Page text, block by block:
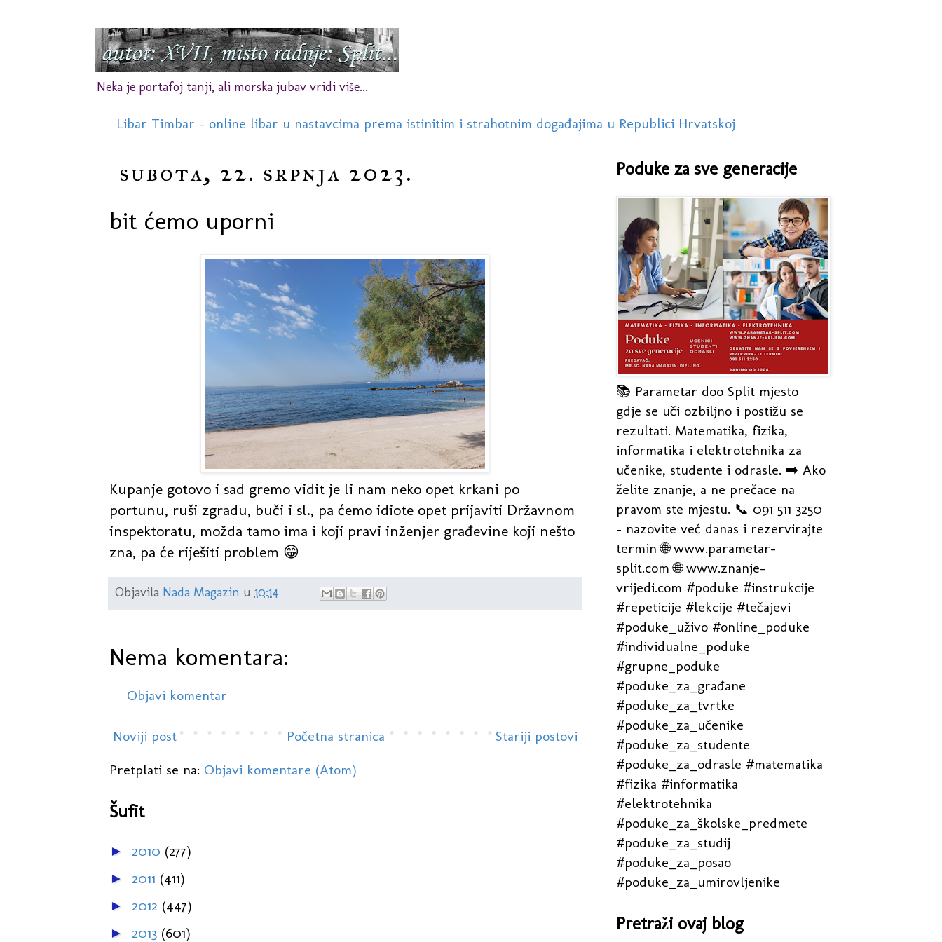
Neka je portafoj tanji, ali morska jubav vridi više...
Libar Timbar - online libar u nastavcima prema istinitim i strahotnim događajima u Republici Hrvatskoj
subota, 22. srpnja 2023.
bit ćemo uporni
Kupanje gotovo i sad gremo vidit je li nam neko opet krkani po
portunu, ruši zgradu, buči i sl., pa ćemo idiote opet prijaviti Državnom
inspektoratu, možda tamo ima i koji pravi inženjer građevine koji nešto
zna, pa će riješiti problem 😁
Objavila Nada Magazin u 10:14
Nema komentara:
Objavi komentar
Noviji post Stariji postovi
Početna stranica
Pretplati se na: Objavi komentare (Atom)
Šufit
► 2010 (277)
► 2011 (411)
► 2012 (447)
► 2013 (601)
Poduke za sve generacije
📚 Parametar doo Split mjesto
gdje se uči ozbiljno i postižu se
rezultati. Matematika, fizika,
informatika i elektrotehnika za
učenike, studente i odrasle. ➡️ Ako
želite znanje, a ne prečace na
pravom ste mjestu. 📞 091 511 3250
- nazovite već danas i rezervirajte
termin 🌐 www.parametar-
split.com 🌐 www.znanje-
vrijedi.com #poduke #instrukcije
#repeticije #lekcije #tečajevi
#poduke_uživo #online_poduke
#individualne_poduke
#grupne_poduke
#poduke_za_građane
#poduke_za_tvrtke
#poduke_za_učenike
#poduke_za_studente
#poduke_za_odrasle #matematika
#fizika #informatika
#elektrotehnika
#poduke_za_školske_predmete
#poduke_za_studij
#poduke_za_posao
#poduke_za_umirovljenike
Pretraži ovaj blog